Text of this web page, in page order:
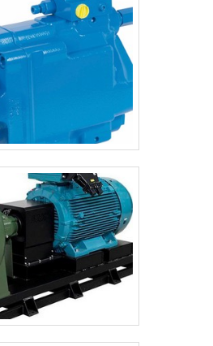
qualidade e
também conta com
através de
e cuidadosos,
de cada
investidos valores
de qualidade,
da marca. A RRG
é uma empresa que
no mercado por toda
o que garante uma
de ponta a ponta.